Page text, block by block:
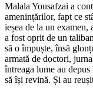
Malala Yousafzai a
amenințărilor, fapt ce
ieșea de la un examen,
a fost oprit de un
să o împuște, însă
armată de doctori,
întreaga lume au
să își revină. Și au